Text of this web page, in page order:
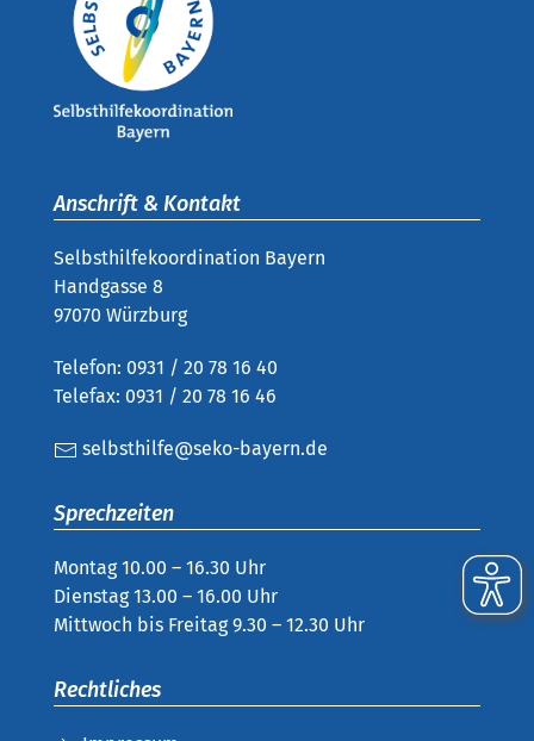
Anschrift & Kontakt
Selbsthilfekoordination Bayern
Handgasse 8
97070 Würzburg
Telefon: 0931 / 20 78 16 40
Telefax: 0931 / 20 78 16 46
selbsthilfe@seko-bayern.de
Sprechzeiten
Montag 10.00 – 16.30 Uhr
Dienstag 13.00 – 16.00 Uhr
Mittwoch bis Freitag 9.30 – 12.30 Uhr
Rechtliches